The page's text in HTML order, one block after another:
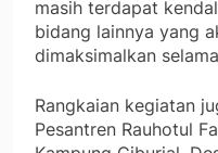
masih terdapat
bidang lainnya yang
dimaksimalkan
Rangkaian kegiatan
Pesantren Rauhotul